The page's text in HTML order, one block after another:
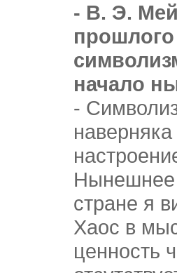
- В. Э.
начало
-
стране я
Хаос в
ценность